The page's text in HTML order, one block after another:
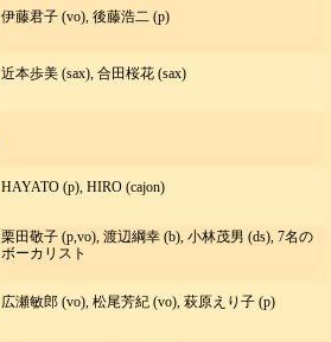
伊藤君子 (vo), 後藤浩二 (p)
近本歩美 (sax), 合田桜花 (sax)
HAYATO (p), HIRO (cajon)
栗田敬子 (p,vo), 渡辺綱幸 (b), 小林茂男 (ds), 7名の
ボーカリスト
広瀬敏郎 (vo), 松尾芳紀 (vo), 萩原えり子 (p)